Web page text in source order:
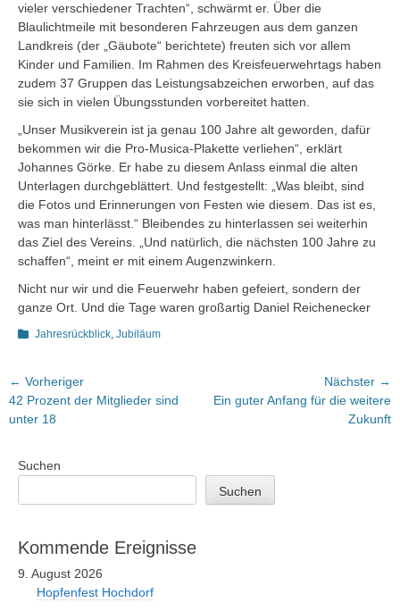
vieler verschiedener Trachten“, schwärmt er. Über die
Blaulichtmeile mit besonderen Fahrzeugen aus dem ganzen
Landkreis (der „Gäubote“ berichtete) freuten sich vor allem
Kinder und Familien. Im Rahmen des Kreisfeuerwehrtags haben
zudem 37 Gruppen das Leistungsabzeichen erworben, auf das
sie sich in vielen Übungsstunden vorbereitet hatten.
„Unser Musikverein ist ja genau 100 Jahre alt geworden, dafür
bekommen wir die Pro-Musica-Plakette verliehen“, erklärt
Johannes Görke. Er habe zu diesem Anlass einmal die alten
Unterlagen durchgeblättert. Und festgestellt: „Was bleibt, sind
die Fotos und Erinnerungen von Festen wie diesem. Das ist es,
was man hinterlässt.“ Bleibendes zu hinterlassen sei weiterhin
das Ziel des Vereins. „Und natürlich, die nächsten 100 Jahre zu
schaffen“, meint er mit einem Augenzwinkern.
Nicht nur wir und die Feuerwehr haben gefeiert, sondern der
ganze Ort. Und die Tage waren großartig Daniel Reichenecker
Kategorien
Jahresrückblick, Jubiläum
Beitragsnavigation
← Vorheriger
Vorheriger
Beitrag:
42 Prozent der Mitglieder sind
unter 18
Nächster →
Nächster
Ein guter Anfang für die weitere
Zukunft
Suchen
Suchen
Kommende Ereignisse
9. August 2026
Hopfenfest Hochdorf